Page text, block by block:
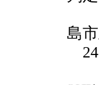
吉
島市
24
島